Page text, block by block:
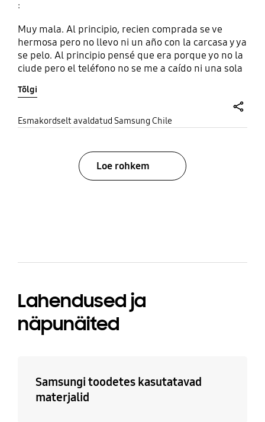
:
Muy mala. Al principio, recien comprada se ve
hermosa pero no llevo ni un año con la carcasa y ya
se pelo. Al principio pensé que era porque yo no la
ciude pero el teléfono no se me a caído ni una sola
Tõlgi
Esmakordselt avaldatud Samsung Chile
Loe rohkem
Lahendused ja
näpunäited
Samsungi toodetes kasutatavad
materjalid